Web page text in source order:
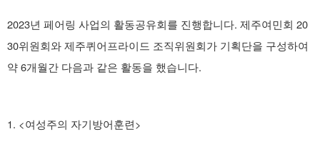
2023년 페어링 사업의 활동공유회를 진행합니다. 제주여민회 20
30위원회와 제주퀴어프라이드 조직위원회가 기획단을 구성하여
약 6개월간 다음과 같은 활동을 했습니다.
1. <여성주의 자기방어훈련>